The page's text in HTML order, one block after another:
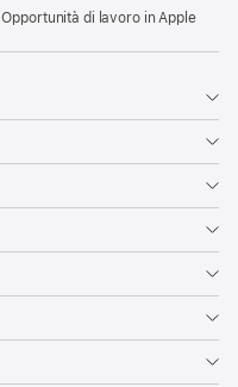
Opportunità di lavoro in Apple